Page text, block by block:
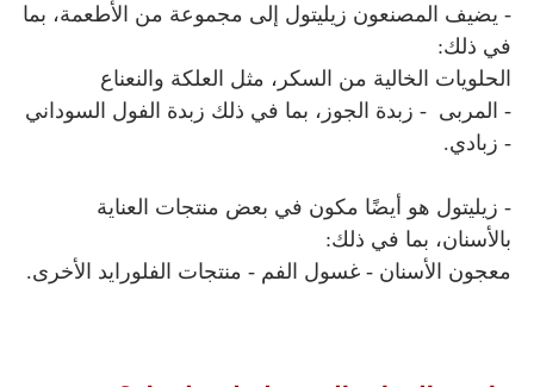
- يضيف المصنعون زيليتول إلى مجموعة من الأطعمة، بما
في ذلك:
الحلويات الخالية من السكر، مثل العلكة والنعناع
- المربى - زبدة الجوز، بما في ذلك زبدة الفول السوداني
- زبادي.
- زيليتول هو أيضًا مكون في بعض منتجات العناية
بالأسنان، بما في ذلك:
معجون الأسنان - غسول الفم - منتجات الفلورايد الأخرى.